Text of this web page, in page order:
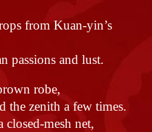
from Kuan-yin’s
passions and lust.
robe,
the zenith a few times.
mesh net,